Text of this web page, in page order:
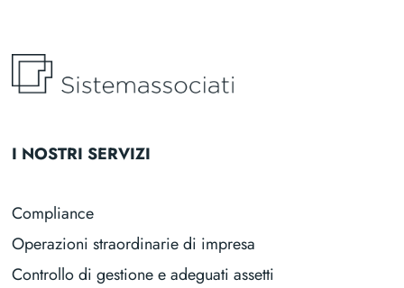
I NOSTRI SERVIZI
Compliance
Operazioni straordinarie di impresa
Controllo di gestione e adeguati assetti